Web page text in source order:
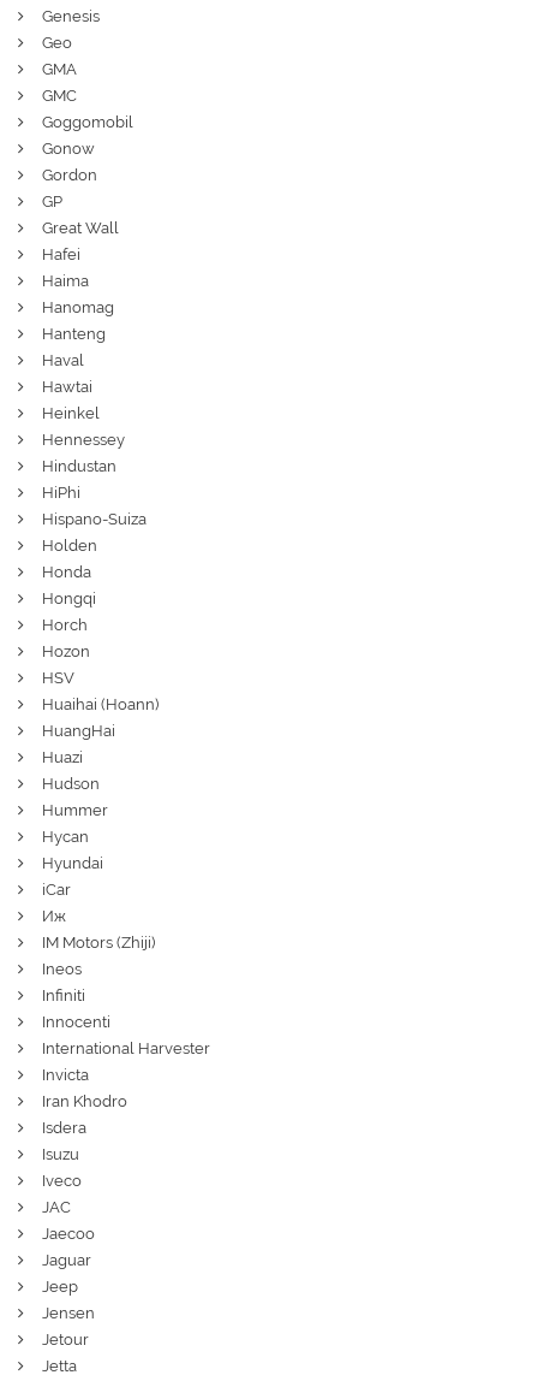
Genesis
Geo
GMA
GMC
Goggomobil
Gonow
Gordon
GP
Great Wall
Hafei
Haima
Hanomag
Hanteng
Haval
Hawtai
Heinkel
Hennessey
Hindustan
HiPhi
Hispano-Suiza
Holden
Honda
Hongqi
Horch
Hozon
HSV
Huaihai (Hoann)
HuangHai
Huazi
Hudson
Hummer
Hycan
Hyundai
iCar
Иж
IM Motors (Zhiji)
Ineos
Infiniti
Innocenti
International Harvester
Invicta
Iran Khodro
Isdera
Isuzu
Iveco
JAC
Jaecoo
Jaguar
Jeep
Jensen
Jetour
Jetta